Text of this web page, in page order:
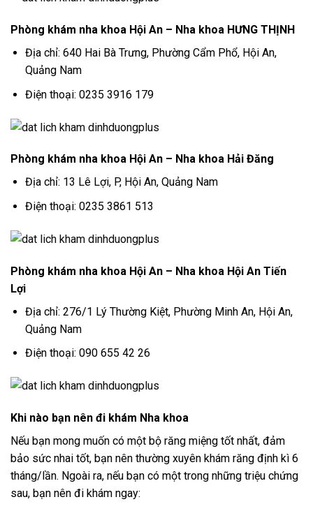
Phòng khám nha khoa Hội An – Nha khoa HƯNG THỊNH
Địa chỉ: 640 Hai Bà Trưng, Phường Cẩm Phổ, Hội An,
Quảng Nam
Điện thoại: 0235 3916 179
Phòng khám nha khoa Hội An – Nha khoa Hải Đăng
Địa chỉ: 13 Lê Lợi, P, Hội An, Quảng Nam
Điện thoại: 0235 3861 513
Phòng khám nha khoa Hội An – Nha khoa Hội An Tiến
Lợi
Địa chỉ: 276/1 Lý Thường Kiệt, Phường Minh An, Hội An,
Quảng Nam
Điện thoại: 090 655 42 26
Khi nào bạn nên đi khám Nha khoa
Nếu bạn mong muốn có một bộ răng miệng tốt nhất, đảm
bảo sức nhai tốt, bạn nên thường xuyên khám răng định kì 6
tháng/lần. Ngoài ra, nếu bạn có một trong những triệu chứng
sau, bạn nên đi khám ngay: